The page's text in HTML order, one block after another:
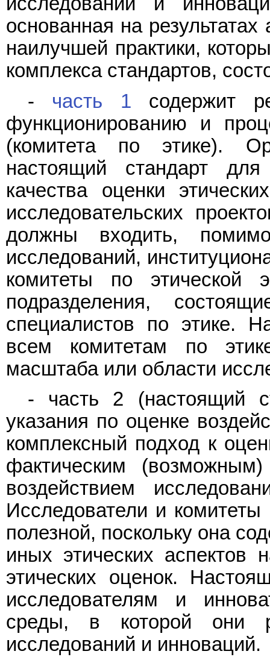
основанная на
наилучшей практики,
комплекса стандартов,
- часть 1 содержит
функционированию и
(комитета по этике).
настоящий стандарт
качества оценки
исследовательских
должны входить,
исследований,
комитеты по этической
подразделения,
специалистов по этике.
всем комитетам по
масштаба или области
- часть 2 (настоящий
указания по оценке
комплексный подход к
фактическим
воздействием
Исследователи и
полезной, поскольку она
иных этических аспектов
этических оценок.
исследователям и
среды, в которой они
исследований и инноваций.